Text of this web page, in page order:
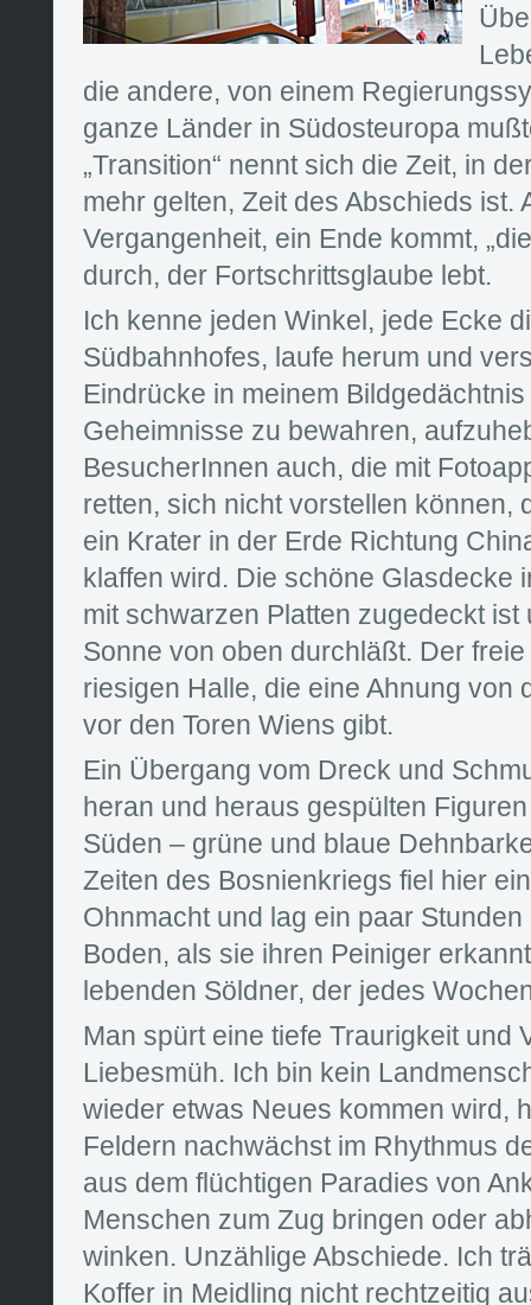
die andere, von einem
ganze Länder in Südosteuropa
„Transition“ nennt sich die Zeit, in
mehr gelten, Zeit des Abschieds ist.
Vergangenheit, ein Ende kommt,
durch, der Fortschrittsglaube lebt.
Ich kenne jeden Winkel, jede Ecke
Südbahnhofes, laufe herum und
Eindrücke in meinem
Geheimnisse zu bewahren,
BesucherInnen auch, die mit
retten, sich nicht vorstellen können,
ein Krater in der Erde Richtung
klaffen wird. Die schöne Glasdecke
mit schwarzen Platten zugedeckt ist
Sonne von oben durchläßt. Der
riesigen Halle, die eine Ahnung von
vor den Toren Wiens gibt.
Ein Übergang vom Dreck und
heran und heraus gespülten
Süden – grüne und blaue
Zeiten des Bosnienkriegs fiel hier
Ohnmacht und lag ein paar
Boden, als sie ihren Peiniger
lebenden Söldner, der jedes
Man spürt eine tiefe Traurigkeit und
Liebesmüh. Ich bin kein
wieder etwas Neues kommen wird,
Feldern nachwächst im Rhythmus
aus dem flüchtigen Paradies von
Menschen zum Zug bringen oder
winken. Unzählige Abschiede. Ich
Koffer in Meidling nicht rechtzeitig